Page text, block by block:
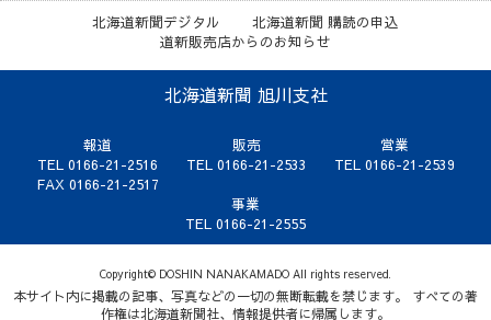
北海道新聞デジタル
北海道新聞 購読の申込
道新販売店からのお知らせ
北海道新聞 旭川支社
報道
TEL 0166-21-2516
FAX 0166-21-2517
販売
TEL 0166-21-2533
営業
TEL 0166-21-2539
事業
TEL 0166-21-2555
Copyright© DOSHIN NANAKAMADO All rights reserved.
本サイト内に掲載の記事、写真などの一切の無断転載を禁じます。 すべての著
作権は北海道新聞社、情報提供者に帰属します。